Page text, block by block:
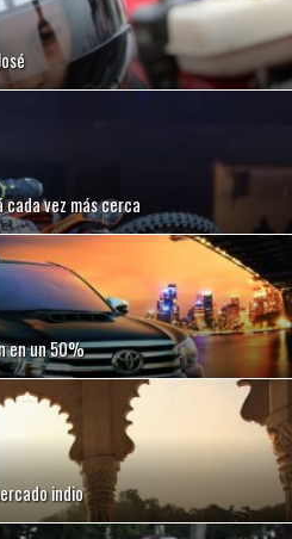
cada vez más cerca
en un 50%
indio